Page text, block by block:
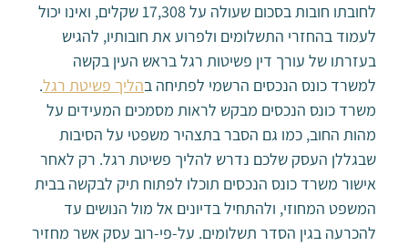
לחובתו חובות בסכום שעולה על 17,308 שקלים, ואינו יכול
לעמוד בהחזרי התשלומים ולפרוע את חובותיו, להגיש
בעזרתו של עורך דין פשיטות רגל בראש העין בקשה
למשרד כונס הנכסים הרשמי לפתיחה בהליך פשיטת רגל.
משרד כונס הנכסים מבקש לראות מסמכים המעידים על
מהות החוב, כמו גם הסבר בתצהיר משפטי על הסיבות
שבגללן העסק שלכם נדרש להליך פשיטת רגל. רק לאחר
אישור משרד כונס הנכסים תוכלו לפתוח תיק לבקשה בבית
המשפט המחוזי, ולהתחיל בדיונים אל מול הנושים עד
להכרעה בגין הסדר תשלומים. על-פי-רוב עסק אשר מחזיר